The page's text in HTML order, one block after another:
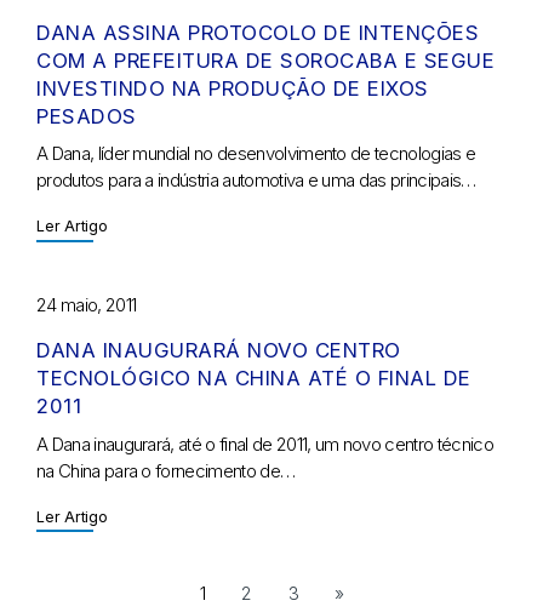
DANA ASSINA PROTOCOLO DE INTENÇÕES
COM A PREFEITURA DE SOROCABA E SEGUE
INVESTINDO NA PRODUÇÃO DE EIXOS
PESADOS
A Dana, líder mundial no desenvolvimento de tecnologias e
produtos para a indústria automotiva e uma das principais…
Ler Artigo
24 maio, 2011
DANA INAUGURARÁ NOVO CENTRO
TECNOLÓGICO NA CHINA ATÉ O FINAL DE
2011
A Dana inaugurará, até o final de 2011, um novo centro técnico
na China para o fornecimento de…
Ler Artigo
1 2 3 »